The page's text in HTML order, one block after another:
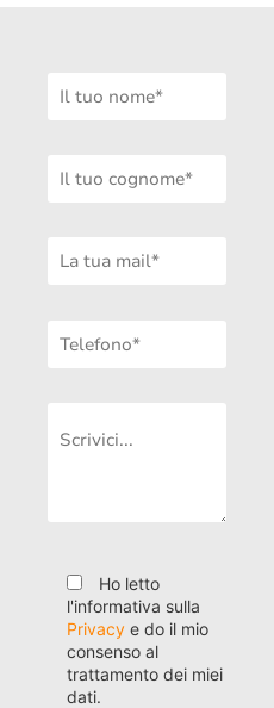
Ho letto
l'informativa sulla
Privacy e do il mio
consenso al
trattamento dei miei
dati.